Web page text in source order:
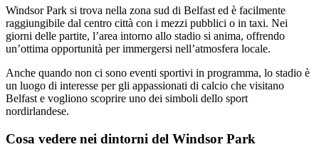
Windsor Park si trova nella zona sud di Belfast ed è facilmente
raggiungibile dal centro città con i mezzi pubblici o in taxi. Nei
giorni delle partite, l’area intorno allo stadio si anima, offrendo
un’ottima opportunità per immergersi nell’atmosfera locale.
Anche quando non ci sono eventi sportivi in programma, lo stadio è
un luogo di interesse per gli appassionati di calcio che visitano
Belfast e vogliono scoprire uno dei simboli dello sport
nordirlandese.
Cosa vedere nei dintorni del Windsor Park